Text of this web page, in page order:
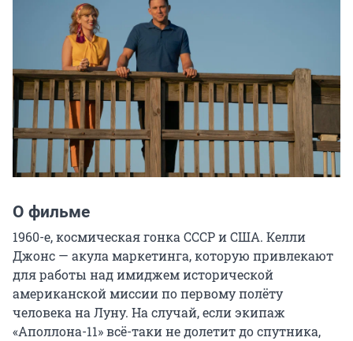
О фильме
1960-е, космическая гонка СССР и США. Келли
Джонс — акула маркетинга, которую привлекают
для работы над имиджем исторической
американской миссии по первому полёту
человека на Луну. На случай, если экипаж
«Аполлона-11» всё-таки не долетит до спутника,